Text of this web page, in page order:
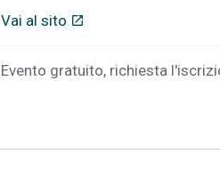
Vai al sito open_in_new
Evento gratuito, richiesta